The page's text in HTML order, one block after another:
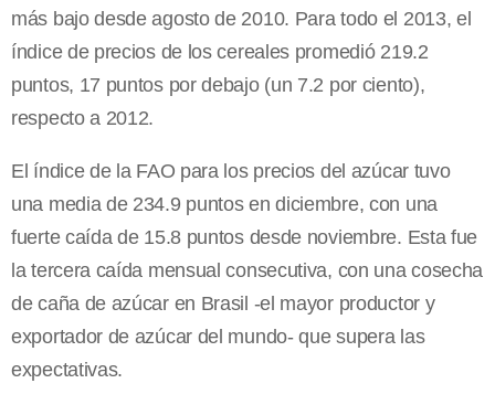
más bajo desde agosto de 2010. Para todo el 2013, el
índice de precios de los cereales promedió 219.2
puntos, 17 puntos por debajo (un 7.2 por ciento),
respecto a 2012.
El índice de la FAO para los precios del azúcar tuvo
una media de 234.9 puntos en diciembre, con una
fuerte caída de 15.8 puntos desde noviembre. Esta fue
la tercera caída mensual consecutiva, con una cosecha
de caña de azúcar en Brasil -el mayor productor y
exportador de azúcar del mundo- que supera las
expectativas.